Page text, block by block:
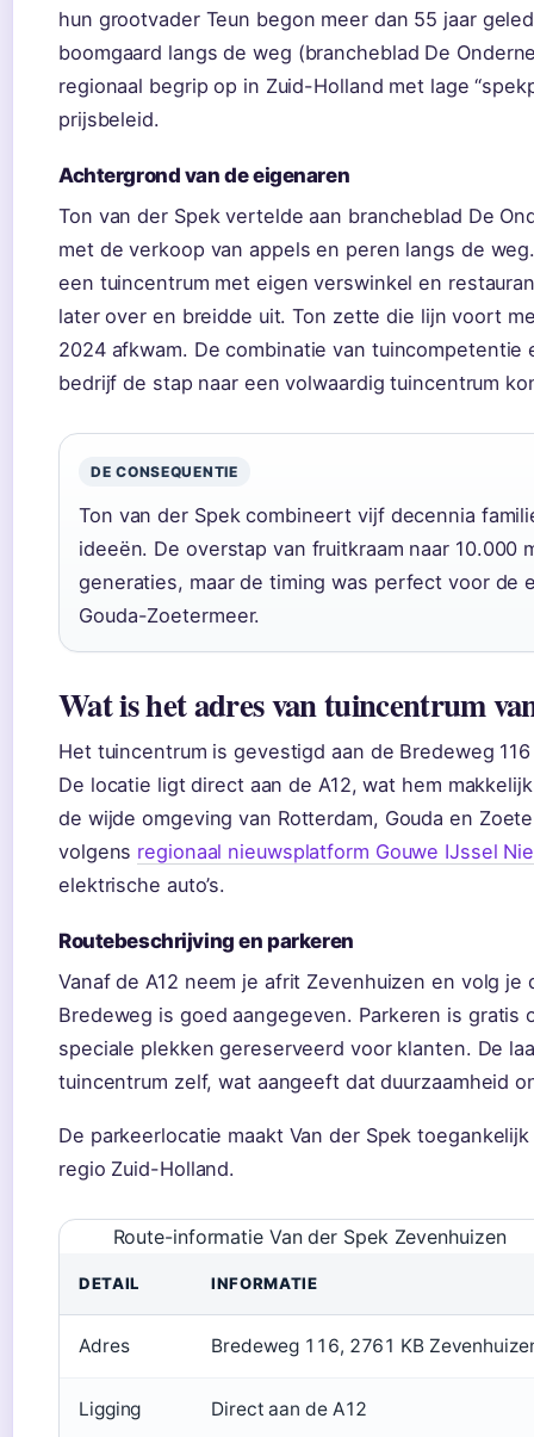
hun grootvader Teun begon meer dan 55 jaar
boomgaard langs de weg (brancheblad De
regionaal begrip op in Zuid-Holland met lage
prijsbeleid.
Achtergrond van de eigenaren
Ton van der Spek vertelde aan brancheblad De
met de verkoop van appels en peren langs de
een tuincentrum met eigen verswinkel en
later over en breidde uit. Ton zette die lijn voort
2024 afkwam. De combinatie van
bedrijf de stap naar een volwaardig tuincentrum
DE CONSEQUENTIE
Ton van der Spek combineert vijf decennia
ideeën. De overstap van fruitkraam naar 10.000
generaties, maar de timing was perfect voor de
Gouda-Zoetermeer.
Wat is het adres van tuincentrum
Het tuincentrum is gevestigd aan de Bredeweg
De locatie ligt direct aan de A12, wat hem
de wijde omgeving van Rotterdam, Gouda en
volgens regionaal nieuwsplatform Gouwe IJssel
elektrische auto’s.
Routebeschrijving en parkeren
Vanaf de A12 neem je afrit Zevenhuizen en volg
Bredeweg is goed aangegeven. Parkeren is
speciale plekken gereserveerd voor klanten. De
tuincentrum zelf, wat aangeeft dat duurzaamheid
De parkeerlocatie maakt Van der Spek
regio Zuid-Holland.
Route-informatie Van der Spek Zevenhuizen
DETAIL INFORMATIE
Adres Bredeweg 116, 2761 KB
Ligging Direct aan de A12